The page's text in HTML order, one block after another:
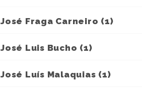
José Fraga Carneiro (1)
José Luis Bucho (1)
José Luís Malaquias (1)